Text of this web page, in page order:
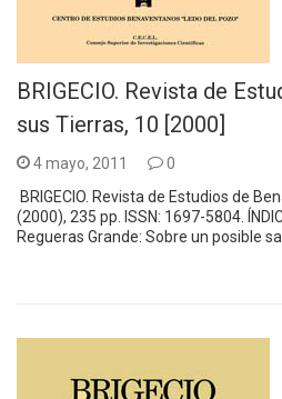
BRIGECIO. Revista de
sus Tierras, 10 [2000]
4 mayo, 2011
0
BRIGECIO. Revista de Estudios de
(2000), 235 pp. ISSN: 1697-5804.
Regueras Grande: Sobre un posible